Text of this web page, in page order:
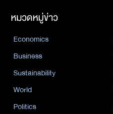
หมวดหมู่ข่าว
Economics
Business
Sustainability
World
Politics